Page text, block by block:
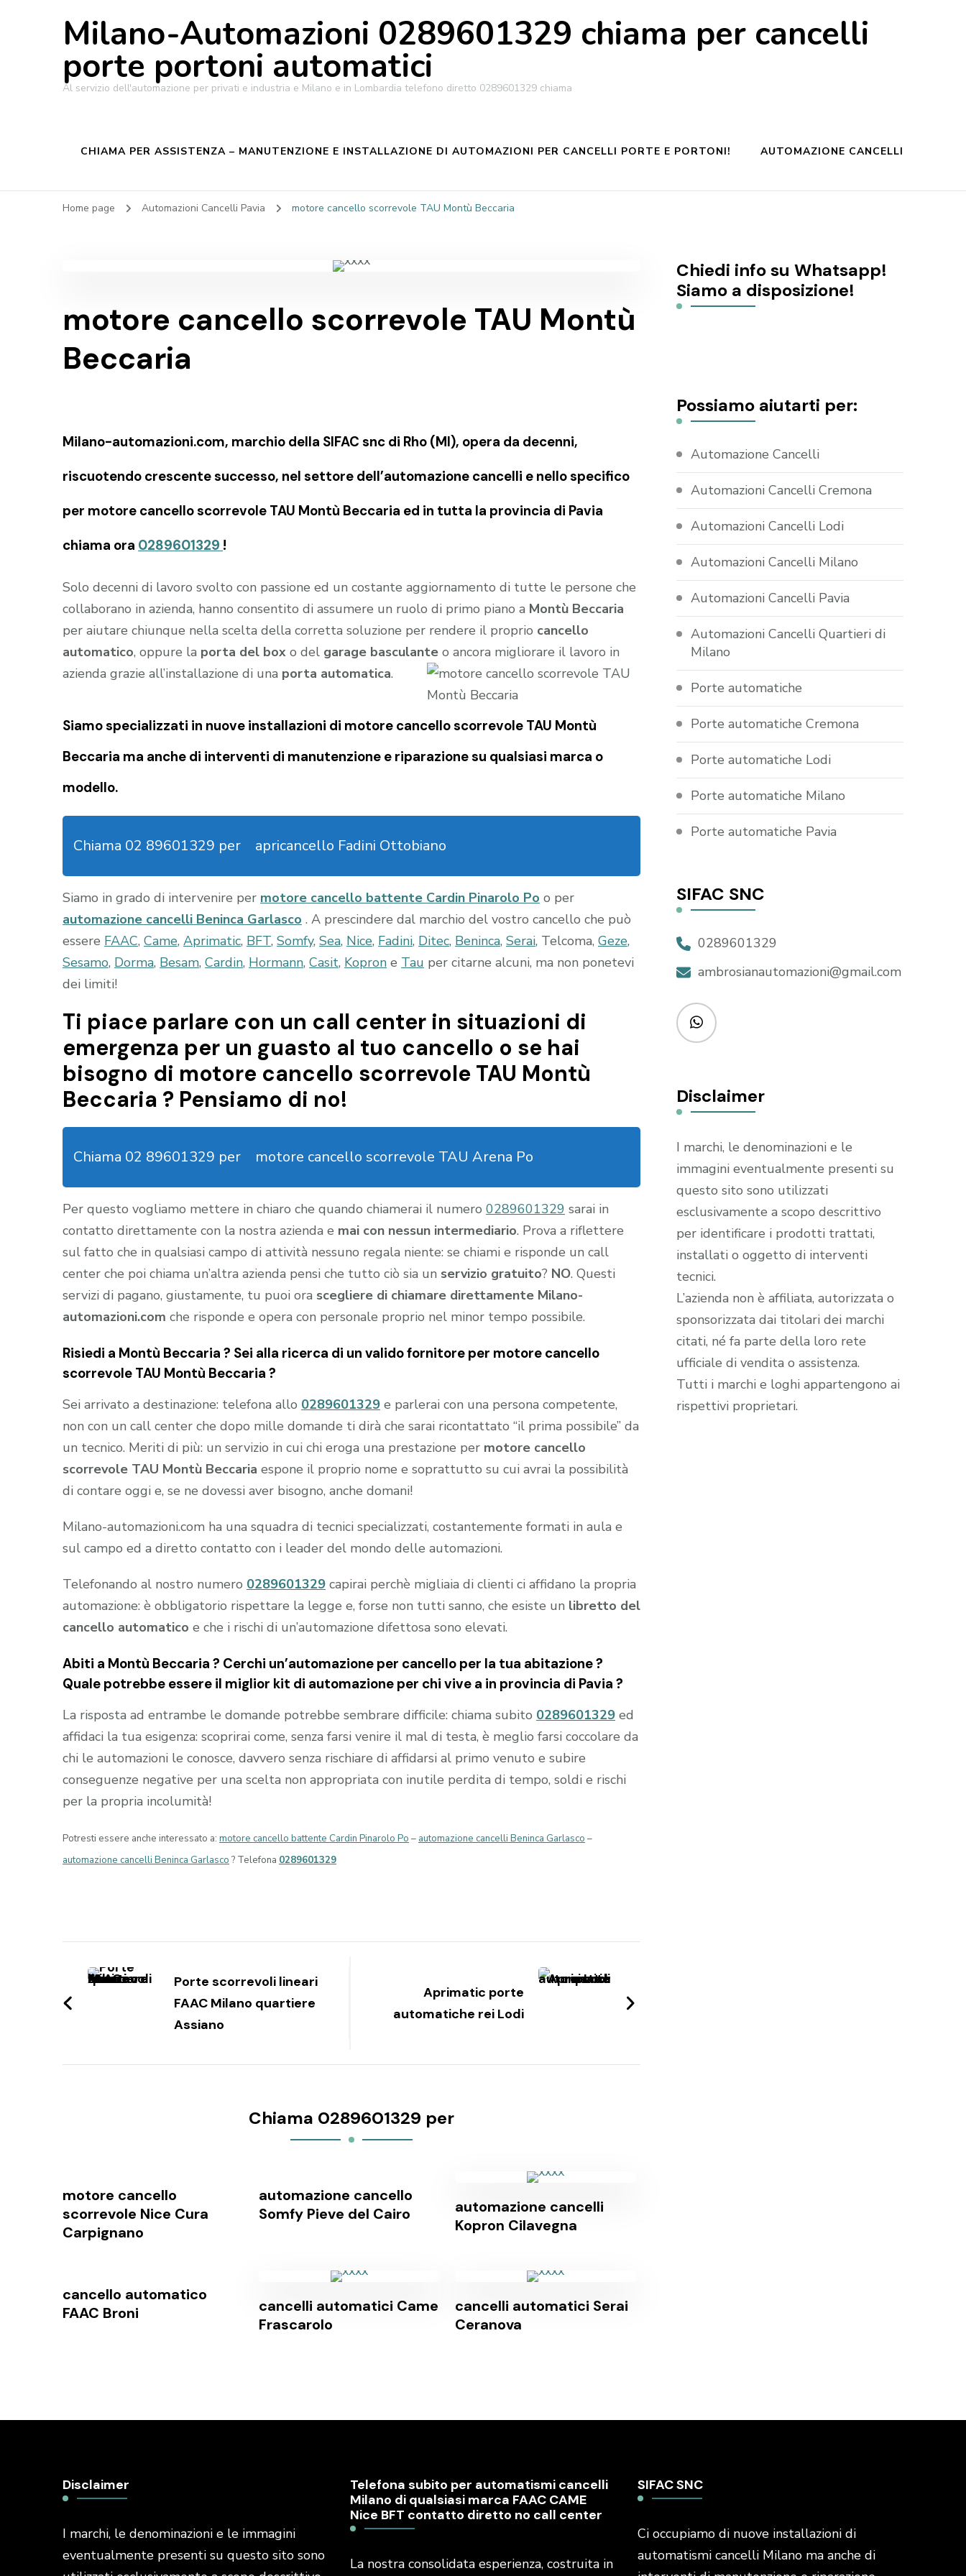
Milano-Automazioni 0289601329 chiama per cancelli
porte portoni automatici
Al servizio dell'automazione per privati e industria e Milano e in Lombardia telefono diretto 0289601329 chiama
CHIAMA PER ASSISTENZA – MANUTENZIONE E INSTALLAZIONE DI AUTOMAZIONI PER CANCELLI PORTE E PORTONI! AUTOMAZIONE CANCELLI
Home page Automazioni Cancelli Pavia motore cancello scorrevole TAU Montù Beccaria
motore cancello scorrevole TAU Montù
Beccaria
Milano-automazioni.com, marchio della SIFAC snc di Rho (MI), opera da decenni,
riscuotendo crescente successo, nel settore dell’automazione cancelli e nello specifico
per motore cancello scorrevole TAU Montù Beccaria ed in tutta la provincia di Pavia
chiama ora 0289601329 !
Solo decenni di lavoro svolto con passione ed un costante aggiornamento di tutte le persone che
collaborano in azienda, hanno consentito di assumere un ruolo di primo piano a Montù Beccaria
per aiutare chiunque nella scelta della corretta soluzione per rendere il proprio cancello
automatico, oppure la porta del box o del garage basculante o ancora migliorare il lavoro in
azienda grazie all’installazione di una porta automatica.
Siamo specializzati in nuove installazioni di motore cancello scorrevole TAU Montù
Beccaria ma anche di interventi di manutenzione e riparazione su qualsiasi marca o
modello.
Chiama 02 89601329 per apricancello Fadini Ottobiano
Siamo in grado di intervenire per motore cancello battente Cardin Pinarolo Po o per
automazione cancelli Beninca Garlasco . A prescindere dal marchio del vostro cancello che può
essere FAAC, Came, Aprimatic, BFT, Somfy, Sea, Nice, Fadini, Ditec, Beninca, Serai, Telcoma, Geze,
Sesamo, Dorma, Besam, Cardin, Hormann, Casit, Kopron e Tau per citarne alcuni, ma non ponetevi
dei limiti!
Ti piace parlare con un call center in situazioni di
emergenza per un guasto al tuo cancello o se hai
bisogno di motore cancello scorrevole TAU Montù
Beccaria ? Pensiamo di no!
Chiama 02 89601329 per motore cancello scorrevole TAU Arena Po
Per questo vogliamo mettere in chiaro che quando chiamerai il numero 0289601329 sarai in
contatto direttamente con la nostra azienda e mai con nessun intermediario. Prova a riflettere
sul fatto che in qualsiasi campo di attività nessuno regala niente: se chiami e risponde un call
center che poi chiama un’altra azienda pensi che tutto ciò sia un servizio gratuito? NO. Questi
servizi di pagano, giustamente, tu puoi ora scegliere di chiamare direttamente Milano-
automazioni.com che risponde e opera con personale proprio nel minor tempo possibile.
Risiedi a Montù Beccaria ? Sei alla ricerca di un valido fornitore per motore cancello
scorrevole TAU Montù Beccaria ?
Sei arrivato a destinazione: telefona allo 0289601329 e parlerai con una persona competente,
non con un call center che dopo mille domande ti dirà che sarai ricontattato “il prima possibile” da
un tecnico. Meriti di più: un servizio in cui chi eroga una prestazione per motore cancello
scorrevole TAU Montù Beccaria espone il proprio nome e soprattutto su cui avrai la possibilità
di contare oggi e, se ne dovessi aver bisogno, anche domani!
Milano-automazioni.com ha una squadra di tecnici specializzati, costantemente formati in aula e
sul campo ed a diretto contatto con i leader del mondo delle automazioni.
Telefonando al nostro numero 0289601329 capirai perchè migliaia di clienti ci affidano la propria
automazione: è obbligatorio rispettare la legge e, forse non tutti sanno, che esiste un libretto del
cancello automatico e che i rischi di un’automazione difettosa sono elevati.
Abiti a Montù Beccaria ? Cerchi un’automazione per cancello per la tua abitazione ?
Quale potrebbe essere il miglior kit di automazione per chi vive a in provincia di Pavia ?
La risposta ad entrambe le domande potrebbe sembrare difficile: chiama subito 0289601329 ed
affidaci la tua esigenza: scoprirai come, senza farsi venire il mal di testa, è meglio farsi coccolare da
chi le automazioni le conosce, davvero senza rischiare di affidarsi al primo venuto e subire
conseguenze negative per una scelta non appropriata con inutile perdita di tempo, soldi e rischi
per la propria incolumità!
Potresti essere anche interessato a: motore cancello battente Cardin Pinarolo Po – automazione cancelli Beninca Garlasco –
automazione cancelli Beninca Garlasco ? Telefona 0289601329
articoli
Porte scorrevoli lineari
FAAC Milano quartiere
Assiano
Aprimatic porte
automatiche rei Lodi
Chiama 0289601329 per
motore cancello
scorrevole Nice Cura
Carpignano
automazione cancello
Somfy Pieve del Cairo
automazione cancelli
Kopron Cilavegna
cancello automatico
FAAC Broni
cancelli automatici Came
Frascarolo
cancelli automatici Serai
Ceranova
Chiedi info su Whatsapp!
Siamo a disposizione!
Possiamo aiutarti per:
Automazione Cancelli
Automazioni Cancelli Cremona
Automazioni Cancelli Lodi
Automazioni Cancelli Milano
Automazioni Cancelli Pavia
Automazioni Cancelli Quartieri di
Milano
Porte automatiche
Porte automatiche Cremona
Porte automatiche Lodi
Porte automatiche Milano
Porte automatiche Pavia
SIFAC SNC
0289601329
ambrosianautomazioni@gmail.com
Disclaimer
I marchi, le denominazioni e le
immagini eventualmente presenti su
questo sito sono utilizzati
esclusivamente a scopo descrittivo
per identificare i prodotti trattati,
installati o oggetto di interventi
tecnici.
L’azienda non è affiliata, autorizzata o
sponsorizzata dai titolari dei marchi
citati, né fa parte della loro rete
ufficiale di vendita o assistenza.
Tutti i marchi e loghi appartengono ai
rispettivi proprietari.
Disclaimer
I marchi, le denominazioni e le immagini
eventualmente presenti su questo sito sono
Telefona subito per automatismi cancelli
Milano di qualsiasi marca FAAC CAME
Nice BFT contatto diretto no call center
La nostra consolidata esperienza, costruita in
SIFAC SNC
Ci occupiamo di nuove installazioni di
automatismi cancelli Milano ma anche di